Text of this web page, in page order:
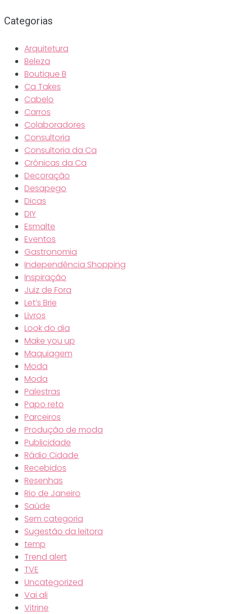
Categorias
Arquitetura
Beleza
Boutique B
Ca Takes
Cabelo
Carros
Colaboradores
Consultoria
Consultoria da Ca
Crônicas da Ca
Decoração
Desapego
Dicas
DIY
Esmalte
Eventos
Gastronomia
Independência Shopping
Inspiração
Juiz de Fora
Let’s Brie
Livros
Look do dia
Make you up
Maquiagem
Moda
Moda
Palestras
Papo reto
Parceiros
Produção de moda
Publicidade
Rádio Cidade
Recebidos
Resenhas
Rio de Janeiro
Saúde
Sem categoria
Sugestão da leitora
temp
Trend alert
TVE
Uncategorized
Vai ali
Vitrine